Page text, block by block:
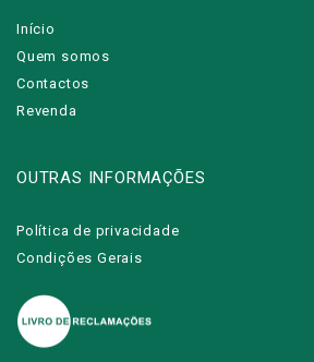
Início
Quem somos
Contactos
Revenda
OUTRAS INFORMAÇÕES
Política de privacidade
Condições Gerais